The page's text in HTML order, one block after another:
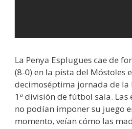
La Penya Esplugues cae de
(8-0) en la pista del Móstoles
decimoséptima jornada de la
1ª división de fútbol sala. Las
no podían imponer su juego
momento, veían cómo las